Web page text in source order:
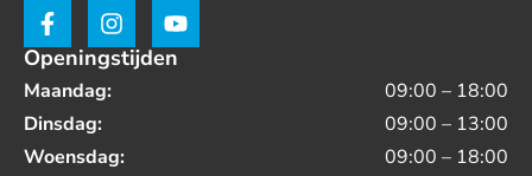
Openingstijden
Maandag:
09:00 – 18:00
Dinsdag:
09:00 – 13:00
Woensdag:
09:00 – 18:00